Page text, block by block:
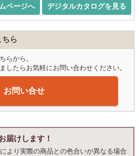
ページへ デジタルカタログを見る
ちら
らから。
したらお気軽にお問い合わせください。
お問い合せ
届けします！
より実際の商品との色合いが異なる場合